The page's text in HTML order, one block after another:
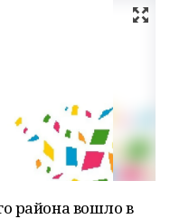
района вошло в